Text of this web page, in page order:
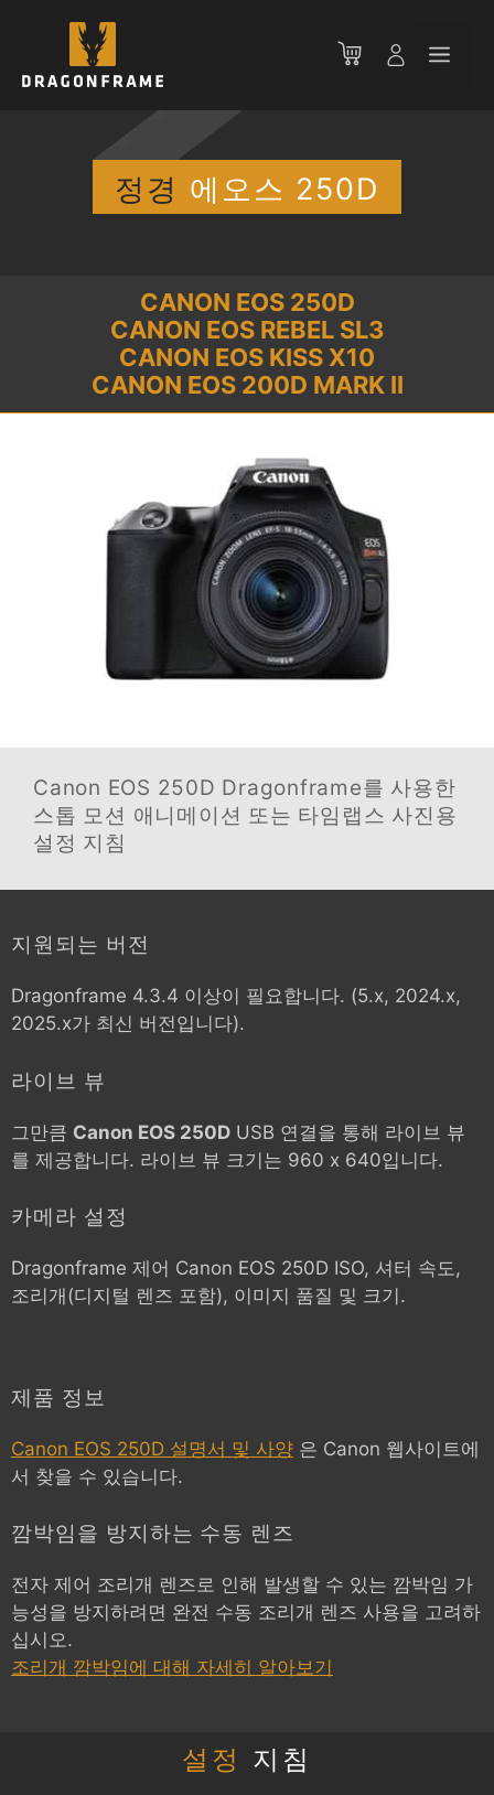
메
정경 에오스 250D
CANON EOS 250D
CANON EOS REBEL SL3
CANON EOS KISS X10
CANON EOS 200D MARK II
Canon EOS 250D Dragonframe를 사용한
스톱 모션 애니메이션 또는 타임랩스 사진용
설정 지침
지원되는 버전
Dragonframe 4.3.4 이상이 필요합니다. (5.x, 2024.x,
2025.x가 최신 버전입니다).
라이브 뷰
그만큼 Canon EOS 250D USB 연결을 통해 라이브 뷰
를 제공합니다. 라이브 뷰 크기는 960 x 640입니다.
카메라 설정
Dragonframe 제어 Canon EOS 250D ISO, 셔터 속도,
조리개(디지털 렌즈 포함), 이미지 품질 및 크기.
제품 정보
Canon EOS 250D 설명서 및 사양 은 Canon 웹사이트에
서 찾을 수 있습니다.
깜박임을 방지하는 수동 렌즈
전자 제어 조리개 렌즈로 인해 발생할 수 있는 깜박임 가
능성을 방지하려면 완전 수동 조리개 렌즈 사용을 고려하
십시오.
조리개 깜박임에 대해 자세히 알아보기
설정 지침